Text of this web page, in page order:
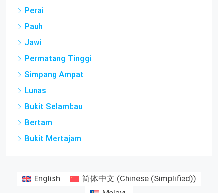
Perai
Pauh
Jawi
Permatang Tinggi
Simpang Ampat
Lunas
Bukit Selambau
Bertam
Bukit Mertajam
English 简体中文 (Chinese (Simplified))